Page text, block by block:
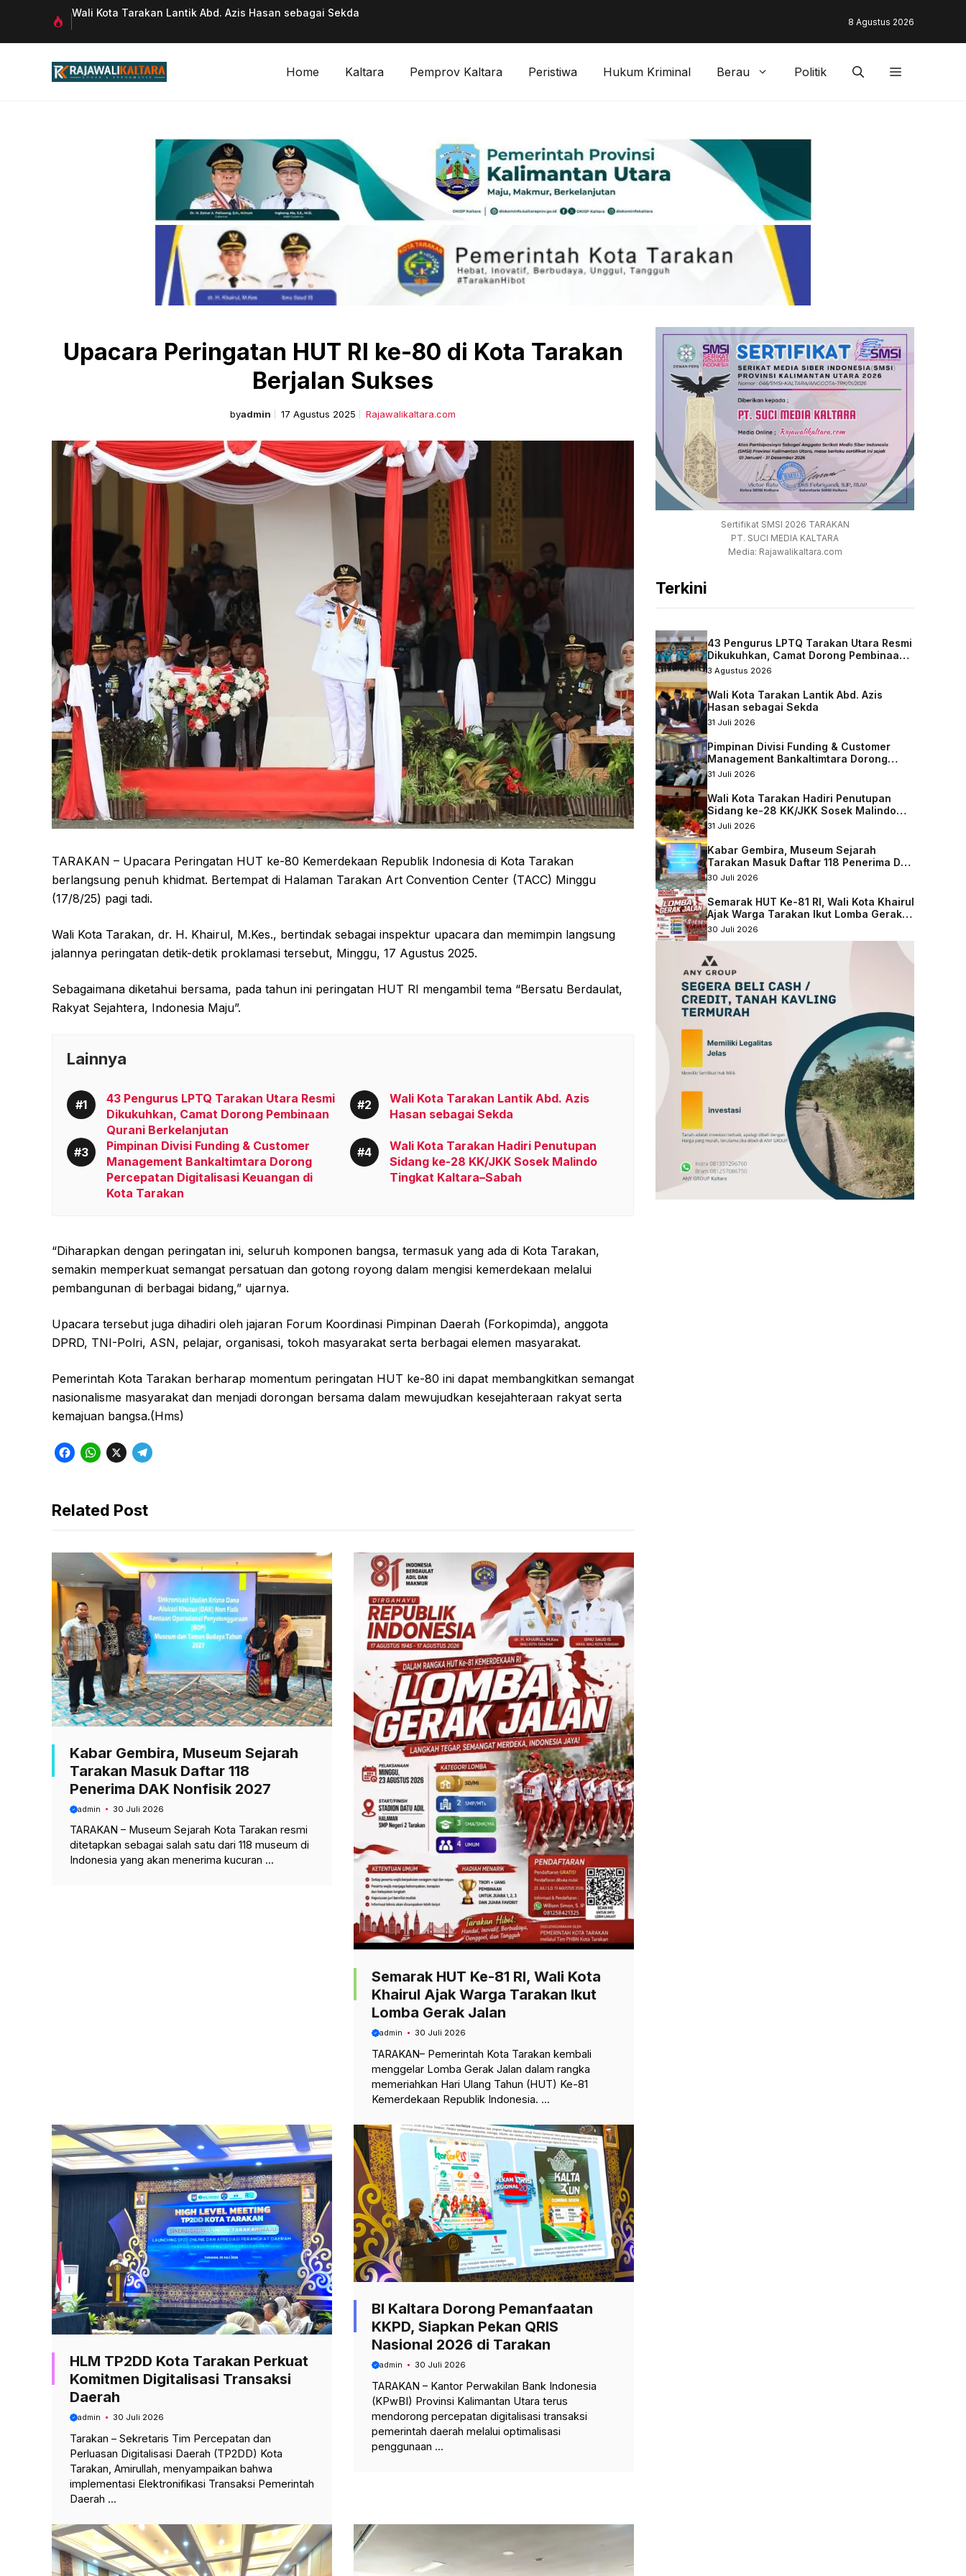
isi
Wali Kota Tarakan Lantik Abd. Azis Hasan sebagai Sekda
8 Agustus 2026
Home Kaltara Pemprov Kaltara Peristiwa Hukum Kriminal Berau Politik
Upacara Peringatan HUT RI ke-80 di Kota Tarakan
Berjalan Sukses
byadmin 17 Agustus 2025 Rajawalikaltara.com
TARAKAN – Upacara Peringatan HUT ke-80 Kemerdekaan Republik Indonesia di Kota Tarakan
berlangsung penuh khidmat. Bertempat di Halaman Tarakan Art Convention Center (TACC) Minggu
(17/8/25) pagi tadi.
Wali Kota Tarakan, dr. H. Khairul, M.Kes., bertindak sebagai inspektur upacara dan memimpin langsung
jalannya peringatan detik-detik proklamasi tersebut, Minggu, 17 Agustus 2025.
Sebagaimana diketahui bersama, pada tahun ini peringatan HUT RI mengambil tema “Bersatu Berdaulat,
Rakyat Sejahtera, Indonesia Maju”.
Lainnya
43 Pengurus LPTQ Tarakan Utara Resmi
Dikukuhkan, Camat Dorong Pembinaan
Qurani Berkelanjutan
Wali Kota Tarakan Lantik Abd. Azis
Hasan sebagai Sekda
Pimpinan Divisi Funding & Customer
Management Bankaltimtara Dorong
Percepatan Digitalisasi Keuangan di
Kota Tarakan
Wali Kota Tarakan Hadiri Penutupan
Sidang ke-28 KK/JKK Sosek Malindo
Tingkat Kaltara–Sabah
“Diharapkan dengan peringatan ini, seluruh komponen bangsa, termasuk yang ada di Kota Tarakan,
semakin memperkuat semangat persatuan dan gotong royong dalam mengisi kemerdekaan melalui
pembangunan di berbagai bidang,” ujarnya.
Upacara tersebut juga dihadiri oleh jajaran Forum Koordinasi Pimpinan Daerah (Forkopimda), anggota
DPRD, TNI-Polri, ASN, pelajar, organisasi, tokoh masyarakat serta berbagai elemen masyarakat.
Pemerintah Kota Tarakan berharap momentum peringatan HUT ke-80 ini dapat membangkitkan semangat
nasionalisme masyarakat dan menjadi dorongan bersama dalam mewujudkan kesejahteraan rakyat serta
kemajuan bangsa.(Hms)
F
e
o
o
k
W
t
A
p
p
X
T
e
r
a
m
Related Post
Kabar Gembira, Museum Sejarah
Tarakan Masuk Daftar 118
Penerima DAK Nonfisik 2027
admin 30 Juli 2026
TARAKAN – Museum Sejarah Kota Tarakan resmi
ditetapkan sebagai salah satu dari 118 museum di
Indonesia yang akan menerima kucuran ...
Semarak HUT Ke-81 RI, Wali Kota
Khairul Ajak Warga Tarakan Ikut
Lomba Gerak Jalan
admin 30 Juli 2026
TARAKAN– Pemerintah Kota Tarakan kembali
menggelar Lomba Gerak Jalan dalam rangka
memeriahkan Hari Ulang Tahun (HUT) Ke-81
Kemerdekaan Republik Indonesia. ...
HLM TP2DD Kota Tarakan Perkuat
Komitmen Digitalisasi Transaksi
Daerah
admin 30 Juli 2026
Tarakan – Sekretaris Tim Percepatan dan
Perluasan Digitalisasi Daerah (TP2DD) Kota
Tarakan, Amirullah, menyampaikan bahwa
implementasi Elektronifikasi Transaksi Pemerintah
Daerah ...
BI Kaltara Dorong Pemanfaatan
KKPD, Siapkan Pekan QRIS
Nasional 2026 di Tarakan
admin 30 Juli 2026
TARAKAN – Kantor Perwakilan Bank Indonesia
(KPwBI) Provinsi Kalimantan Utara terus
mendorong percepatan digitalisasi transaksi
pemerintah daerah melalui optimalisasi
penggunaan ...
Sertifikat SMSI 2026 TARAKAN
PT. SUCI MEDIA KALTARA
Media: Rajawalikaltara.com
Terkini
43 Pengurus LPTQ Tarakan Utara Resmi
Dikukuhkan, Camat Dorong Pembinaan
Qurani Berkelanjutan
3 Agustus 2026
Wali Kota Tarakan Lantik Abd. Azis
Hasan sebagai Sekda
31 Juli 2026
Pimpinan Divisi Funding & Customer
Management Bankaltimtara Dorong
Percepatan Digitalisasi Keuangan di
31 Juli 2026
Wali Kota Tarakan Hadiri Penutupan
Sidang ke-28 KK/JKK Sosek Malindo
Tingkat Kaltara–Sabah
31 Juli 2026
Kabar Gembira, Museum Sejarah
Tarakan Masuk Daftar 118 Penerima DAK
Nonfisik 2027
30 Juli 2026
Semarak HUT Ke-81 RI, Wali Kota Khairul
Ajak Warga Tarakan Ikut Lomba Gerak
Jalan
30 Juli 2026